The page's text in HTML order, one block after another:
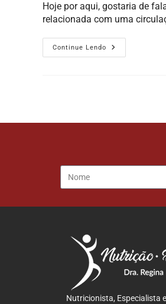
Hoje por aqui, gostaria de
relacionada com uma
Continue Lendo
Nutricionista, Especialista